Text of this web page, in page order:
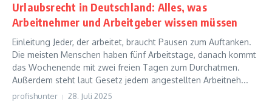
Urlaubsrecht in Deutschland: Alles, was
Arbeitnehmer und Arbeitgeber wissen müssen
Einleitung Jeder, der arbeitet, braucht Pausen zum Auftanken.
Die meisten Menschen haben fünf Arbeitstage, danach kommt
das Wochenende mit zwei freien Tagen zum Durchatmen.
Außerdem steht laut Gesetz jedem angestellten Arbeitneh...
profishunter 28. Juli 2025